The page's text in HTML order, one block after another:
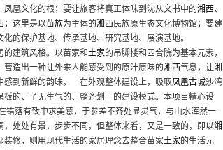
凤凰文化的根；要让旅客将真正体味到沈从文书中的湘西、
；这里是以苗族为主体的湘西 民族原生态文化博物馆；要建
的保护基地、传承基地、研究基地、展演基地。
的建筑风格。以苗家和土家的吊脚楼和四合院为基本元素，
造出一种让外来人能感受到的原汁原味的湘西气息，让湘
感到新鲜的韵味。 在外观整体建设上，吸取凤凰古城沙湾
的、了无生气的、整齐划一的建设模式。本项目精心设
错落有致中求美感，于参差不齐处显灵气，与山水浑然一
处处有景，步步不同，但整体来看，又是一致的，即以湘
装修，则用现代生活的家居理念去整合苗家土家的生活元